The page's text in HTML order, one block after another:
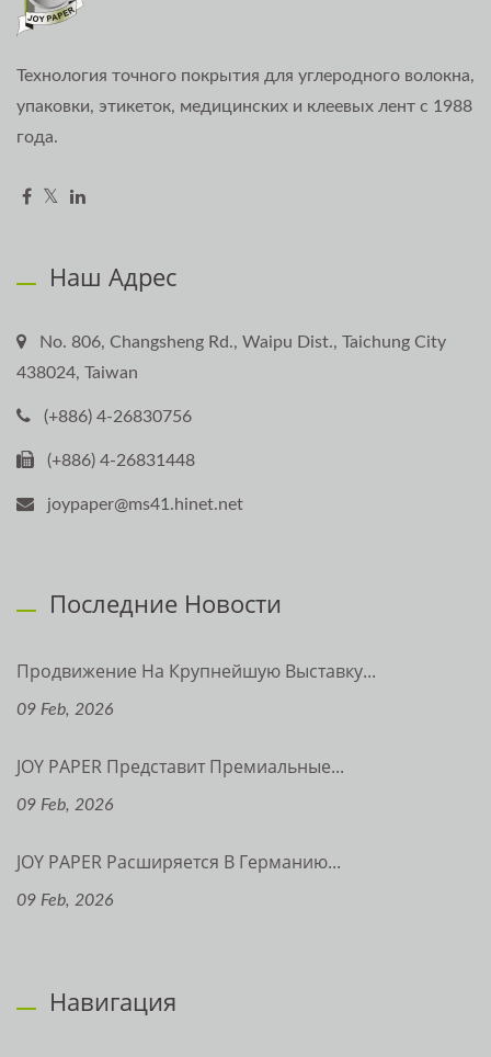
Технология точного покрытия для углеродного волокна,
упаковки, этикеток, медицинских и клеевых лент с 1988
года.
Наш Адрес
No. 806, Changsheng Rd., Waipu Dist., Taichung City
438024, Taiwan
(+886) 4-26830756
(+886) 4-26831448
joypaper@ms41.hinet.net
Последние Новости
Продвижение На Крупнейшую Выставку...
09 Feb, 2026
JOY PAPER Представит Премиальные...
09 Feb, 2026
JOY PAPER Расширяется В Германию...
09 Feb, 2026
Навигация